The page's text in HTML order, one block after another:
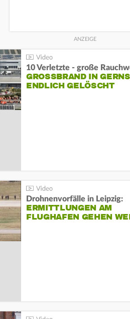
10 Verletzte - große
GROSSBRAND IN
NDLICH GELÖSCHT
Drohnenvorfälle in Leipzig:
ERMITTLUNGEN AM
FLUGHAFEN GEHEN